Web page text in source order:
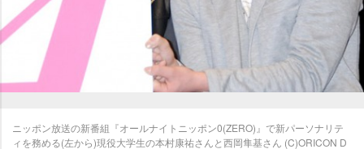
ニッポン放送の新番組『オールナイトニッポン0(ZERO)』で新パーソナリテ
ィを務める(左から)現役大学生の本村康祐さんと西岡隼基さん (C)ORICON D